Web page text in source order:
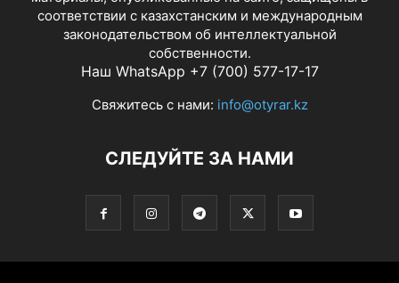
соответствии с казахстанским и международным
законодательством об интеллектуальной
собственности.
Наш WhatsApp +7 (700) 577-17-17
Свяжитесь с нами: info@otyrar.kz
СЛЕДУЙТЕ ЗА НАМИ